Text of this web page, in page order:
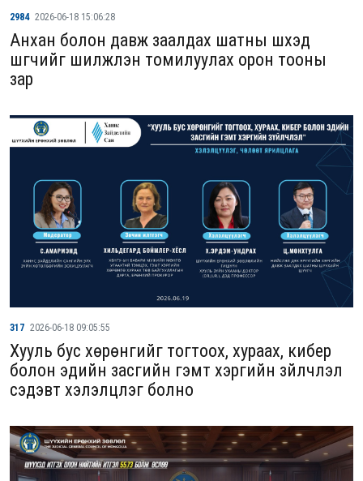
2984 2026-06-18 15:06:28
Анхан болон давж заалдах шатны шүүхэд
шүүгчийг шилжүүлэн томилуулах орон тооны
зар
317 2026-06-18 09:05:55
Хууль бус хөрөнгийг тогтоох, хураах, кибер
болон эдийн засгийн гэмт хэргийн зүйлчлэл
сэдэвт хэлэлцүүлэг болно